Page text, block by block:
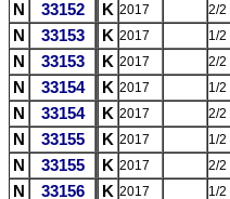
N 33152 K 2017 2/2
N 33153 K 2017 1/2
N 33153 K 2017 2/2
N 33154 K 2017 1/2
N 33154 K 2017 2/2
N 33155 K 2017 1/2
N 33155 K 2017 2/2
N 33156 K 2017 1/2